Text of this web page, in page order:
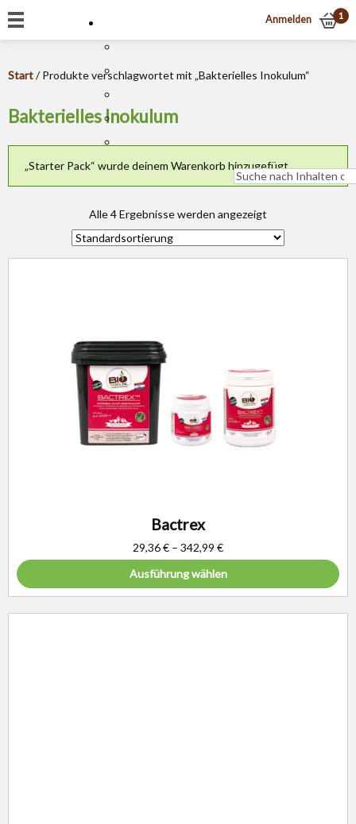
Anmelden 1
Start/ Produkte verschlagwortet mit „Bakterielles Inokulum“
Bakterielles Inokulum
„Starter Pack“ wurde deinem Warenkorb hinzugefügt.
Alle 4 Ergebnisse werden angezeigt
Bactrex
29,36€ – 342,99 €
Ausführung wählen